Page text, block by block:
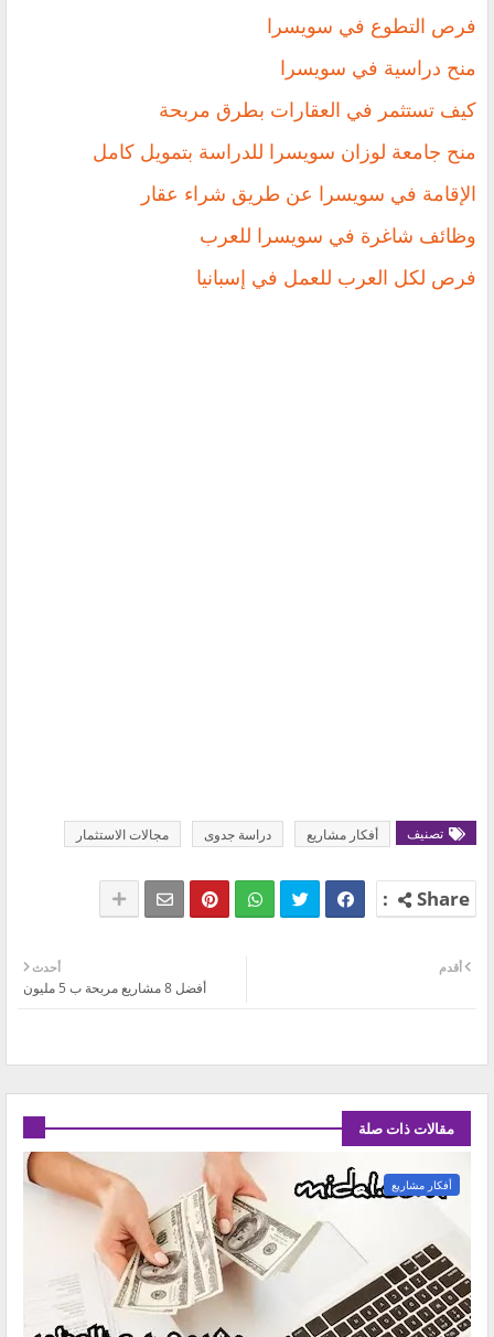
فرص التطوع في سويسرا
منح دراسية في سويسرا
‏كيف تستثمر في العقارات بطرق مربحة
منح جامعة لوزان سويسرا للدراسة بتمويل كامل
الإقامة في سويسرا عن طريق شراء عقار
وظائف شاغرة في سويسرا للعرب
‏فرص ‏لكل العرب للعمل في إسبانيا
تصنيف أفكار مشاريع دراسة جدوى مجالات الاستثمار
أحدث
أفضل 8 مشاريع مربحة ب 5 مليون
أقدم
مقالات ذات صلة
أفكار مشاريع